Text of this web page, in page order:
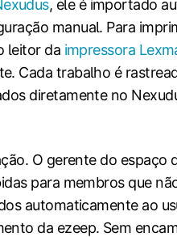
, ele é importado
manual. Para
leitor da impressora
Cada trabalho é
diretamente no
O gerente do espaço
para membros que
automaticamente ao
da ezeep. Sem